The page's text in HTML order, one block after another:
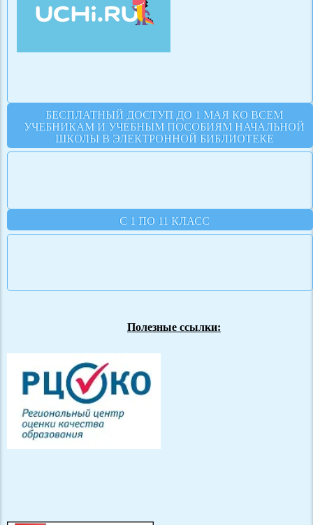
БЕСПЛАТНЫЙ ДОСТУП ДО 1 МАЯ КО ВСЕМ
УЧЕБНИКАМ И УЧЕБНЫМ ПОСОБИЯМ НАЧАЛЬНОЙ
ШКОЛЫ В ЭЛЕКТРОННОЙ БИБЛИОТЕКЕ
С 1 ПО 11 КЛАСС
Полезные ссылки: